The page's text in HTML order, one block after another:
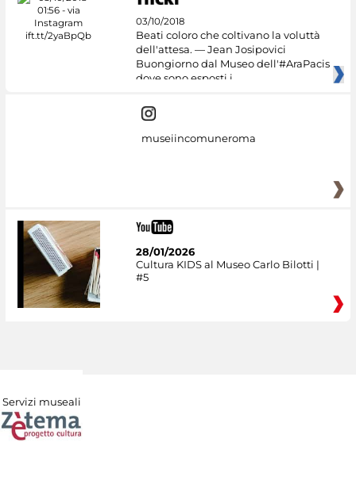
03/10/2018
Beati coloro che coltivano la voluttà
dell'attesa. — Jean Josipovici
Buongiorno dal Museo dell'#AraPacis
dove sono esposti i
museiincomuneroma
28/01/2026
Cultura KIDS al Museo Carlo Bilotti |
#5
Servizi museali